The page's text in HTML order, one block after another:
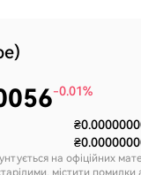
-0.01%
на офіційних
містити